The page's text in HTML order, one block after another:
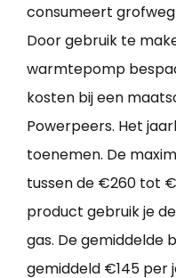
consumeert grofweg
Door gebruik te
warmtepomp
kosten bij een
Powerpeers. Het
toenemen. De
tussen de €260 tot
product gebruik je
gas. De gemiddelde
gemiddeld €145 per